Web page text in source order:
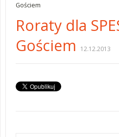
Gościem
Roraty dla
Gościem
12.12.2013